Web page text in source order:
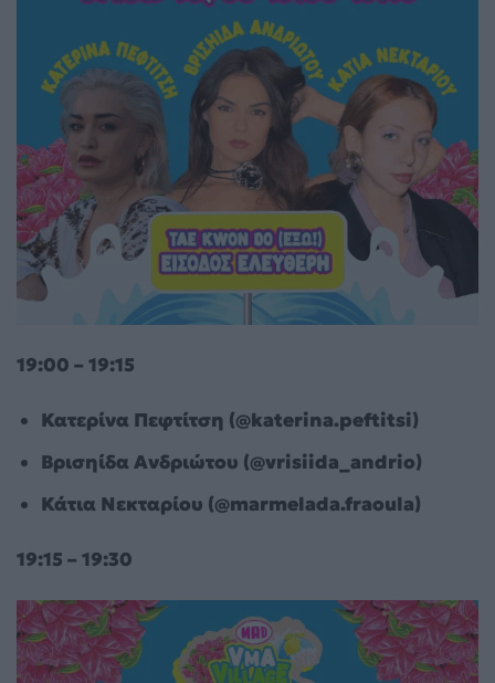
19:00 – 19:15
Κατερίνα Πεφτίτση (@katerina.peftitsi)
Βρισηίδα Ανδριώτου (@vrisiida_andrio)
Κάτια Νεκταρίου (@marmelada.fraoula)
19:15 – 19:30